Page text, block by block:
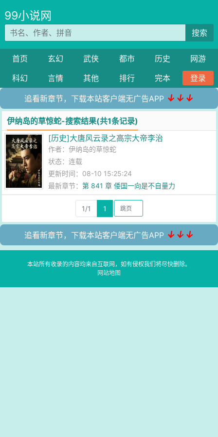
99小说网
搜索
首页 玄幻 武侠 都市 历史
网游
科幻
言情 其他 排行 完本 登录
追看新章节，下载本站客户端无广告APP ↓↓↓
伊纳岛的草惊蛇-搜索结果(共1条记录)
[历史]大唐风云录之高宗大帝李治
作者：伊纳岛的草惊蛇
状态：连载
更新时间：08-10 15:25:24
最新章节：第 841 章 倭国一向是不自量力
1/1 1
追看新章节，下载本站客户端无广告APP ↓↓↓
本站所有收录的内容均来自互联网，如有侵权我们将尽快删除。
网站地图